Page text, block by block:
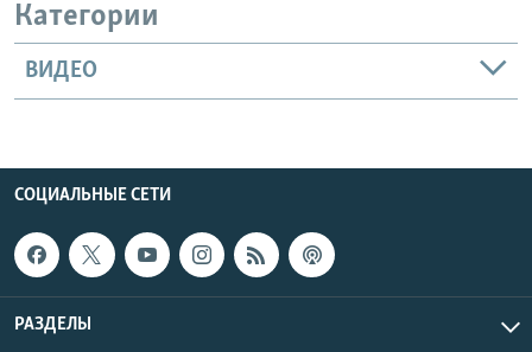
Категории
ВИДЕО
СОЦИАЛЬНЫЕ СЕТИ
РАЗДЕЛЫ